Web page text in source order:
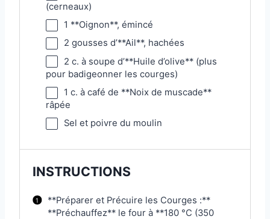
(cerneaux)
1 **Oignon**, émincé
2 gousses d’**Ail**, hachées
2 c. à soupe d’**Huile d’olive** (plus
pour badigeonner les courges)
1 c. à café de **Noix de muscade**
râpée
Sel et poivre du moulin
INSTRUCTIONS
**Préparer et Précuire les Courges :**
**Préchauffez** le four à **180 °C (350